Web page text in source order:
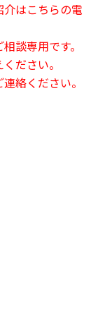
介はこちらの電
談専用です。
ださい。
絡ください。